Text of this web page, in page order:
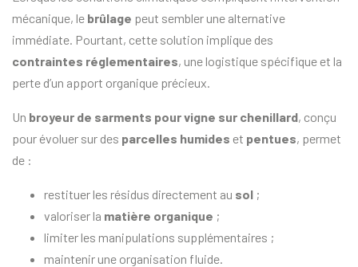
mécanique, le brûlage peut sembler une alternative
immédiate. Pourtant, cette solution implique des
contraintes réglementaires, une logistique spécifique et la
perte d’un apport organique précieux.
Un broyeur de sarments pour vigne sur chenillard, conçu
pour évoluer sur des parcelles humides et pentues, permet
de :
restituer les résidus directement au sol ;
valoriser la matière organique ;
limiter les manipulations supplémentaires ;
maintenir une organisation fluide.